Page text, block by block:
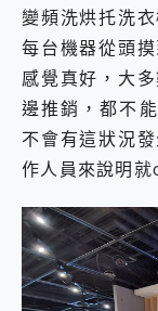
變頻洗烘托洗
每台機器從頭
感覺真好，大
邊推銷，都不
不會有這狀況
作人員來說明就